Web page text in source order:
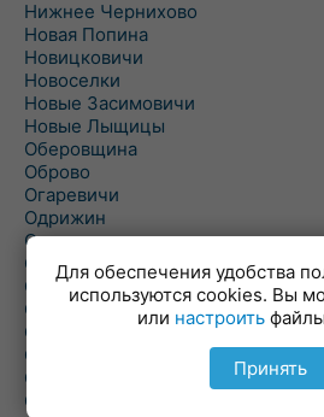
Нижнее Чернихово
Новая Попина
Новицковичи
Новоселки
Новые Засимовичи
Новые Лыщицы
Оберовщина
Оброво
Огаревичи
Одрижин
Оздамичи
Озяты
Олтуш
Ольманы
Ольпень
Ольшаны
Омельная
Ополь
Для обеспечения удобства
используются cookies. Вы
или настроить
Принять